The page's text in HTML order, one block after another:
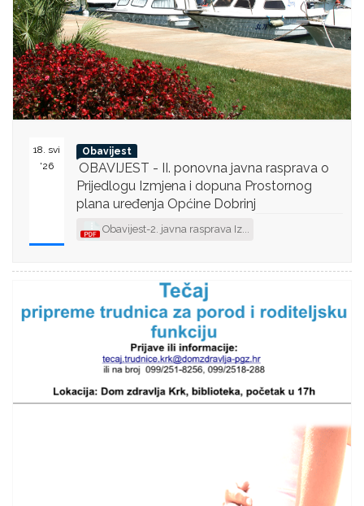
18. svi
'26
Obavijest
OBAVIJEST - II. ponovna javna rasprava o
Prijedlogu Izmjena i dopuna Prostornog
plana uređenja Općine Dobrinj
Obavijest-2. javna rasprava Iz...